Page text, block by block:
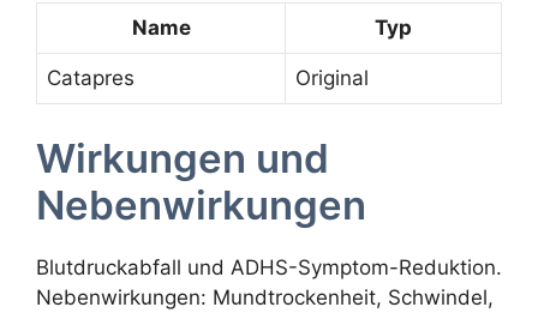
Name Typ
Catapres Original
Wirkungen und
Nebenwirkungen
Blutdruckabfall und ADHS-Symptom-Reduktion.
Nebenwirkungen: Mundtrockenheit, Schwindel,